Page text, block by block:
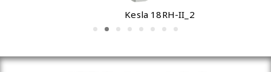
Kesla 18RH-II_2